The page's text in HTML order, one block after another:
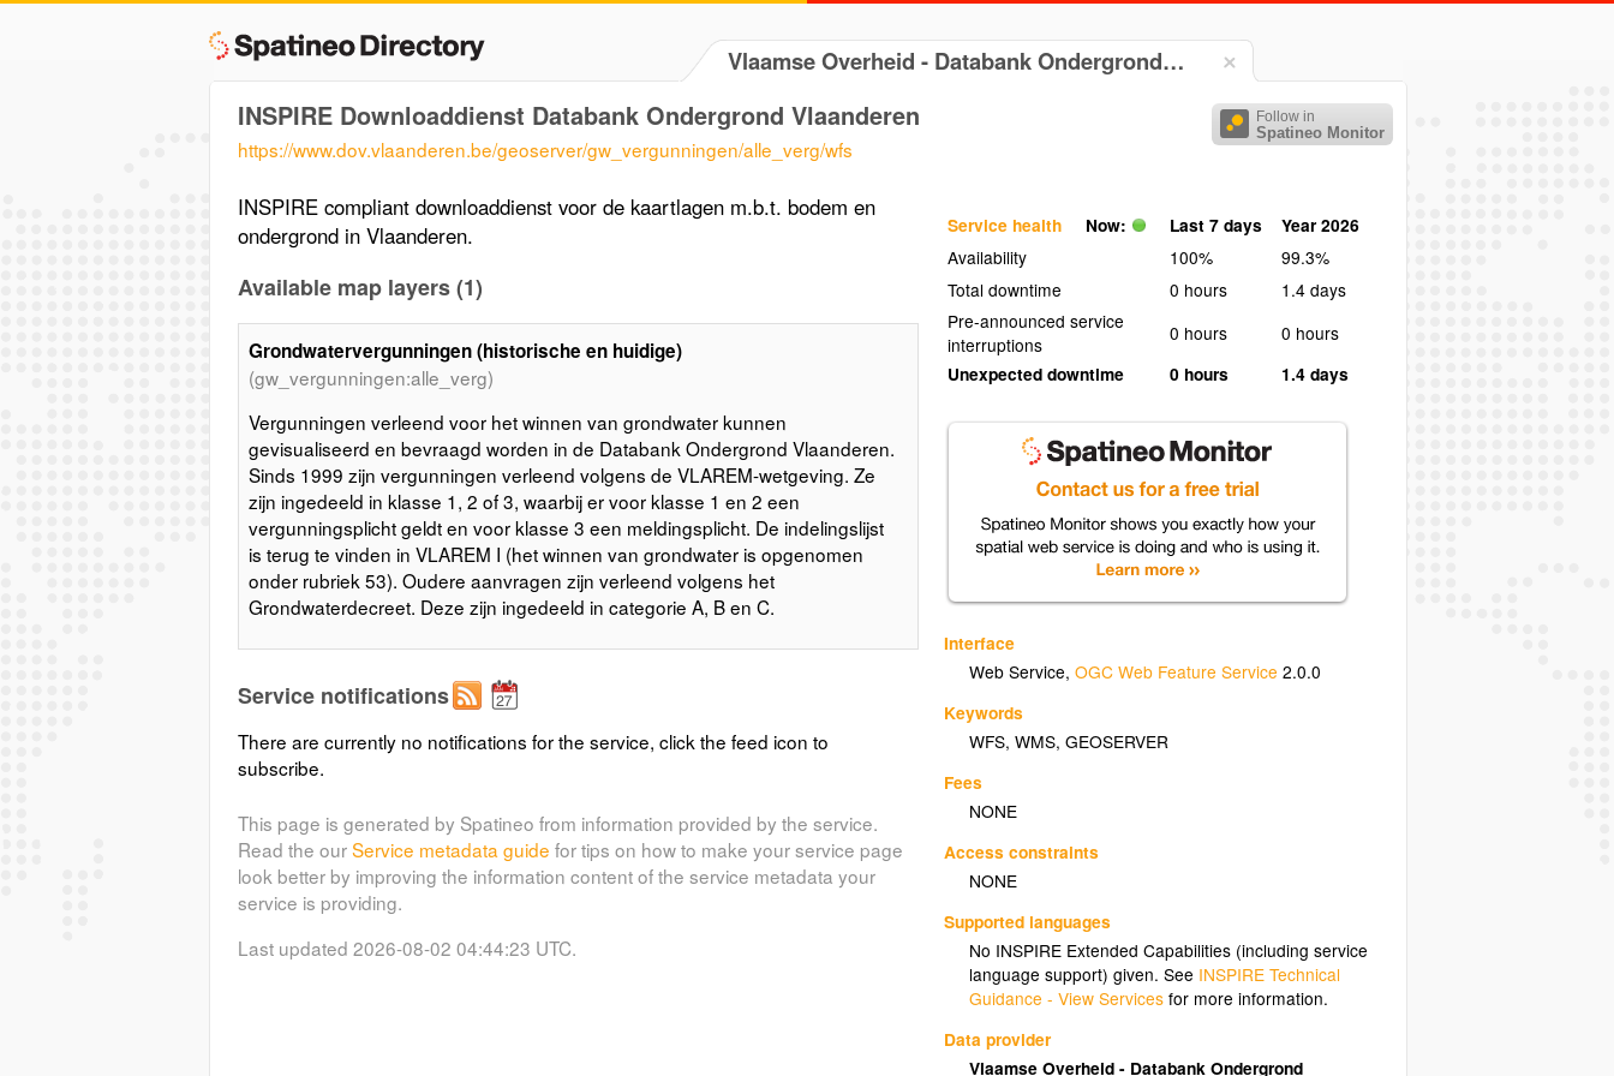
Vlaamse Overheid - Databank Ondergrond…
Follow in
Spatineo Monitor
INSPIRE Downloaddienst Databank Ondergrond Vlaanderen
https://www.dov.vlaanderen.be/geoserver/gw_vergunningen/alle_verg/wfs
Service health Now: Last 7 days
Year 2026
Availability
100%
99.3%
Total downtime
0 hours
1.4 days
Pre-announced service
interruptions
0 hours
0 hours
Unexpected downtime
0 hours 1.4 days
Interface
Web Service,OGC Web Feature Service 2.0.0
Keywords
WFS,WMS,GEOSERVER
Fees
NONE
Access constraints
NONE
Supported languages
No INSPIRE Extended Capabilities (including service
language support) given. See INSPIRE Technical
Guidance - View Services for more information.
Data provider
Vlaamse Overheid - Databank Ondergrond
INSPIRE compliant downloaddienst voor de kaartlagen m.b.t. bodem en
ondergrond in Vlaanderen.
Available map layers (1)
Grondwatervergunningen (historische en huidige)
(gw_vergunningen:alle_verg)
Vergunningen verleend voor het winnen van grondwater kunnen
gevisualiseerd en bevraagd worden in de Databank Ondergrond Vlaanderen.
Sinds 1999 zijn vergunningen verleend volgens de VLAREM-wetgeving. Ze
zijn ingedeeld in klasse 1, 2 of 3, waarbij er voor klasse 1 en 2 een
vergunningsplicht geldt en voor klasse 3 een meldingsplicht. De indelingslijst
is terug te vinden in VLAREM I (het winnen van grondwater is opgenomen
onder rubriek 53). Oudere aanvragen zijn verleend volgens het
Grondwaterdecreet. Deze zijn ingedeeld in categorie A, B en C.
Service notifications
There are currently no notifications for the service, click the feed icon to
subscribe.
This page is generated by Spatineo from information provided by the service.
Read the ourService metadata guide for tips on how to make your service page
look better by improving the information content of the service metadata your
service is providing.
Last updated 2026-08-02 04:44:23 UTC.